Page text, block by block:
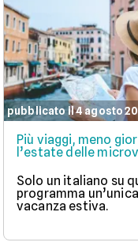
pubblicato il 4 agosto
Più viaggi, meno
l’estate delle
Solo un italiano su
programma un’unica
vacanza estiva.